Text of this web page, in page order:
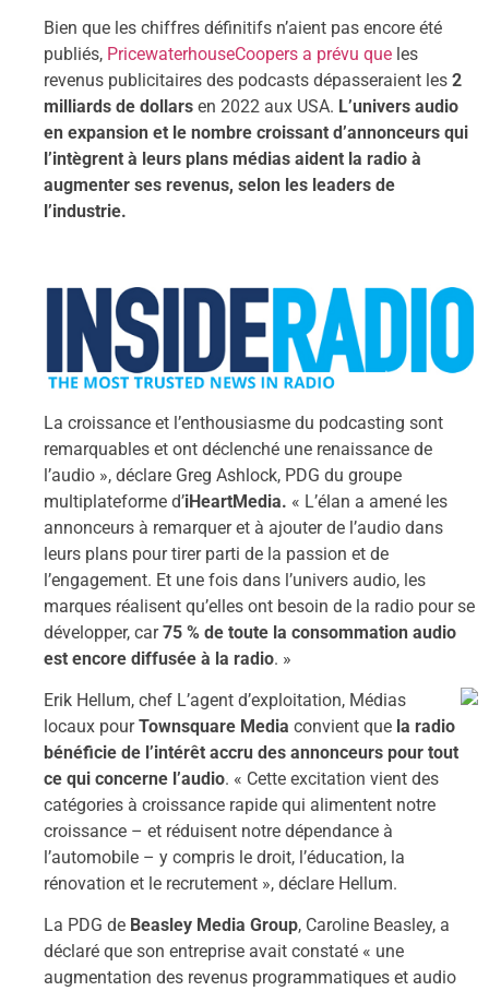
Bien que les chiffres définitifs n’aient pas encore été
publiés, PricewaterhouseCoopers a prévu que les
revenus publicitaires des podcasts dépasseraient les 2
milliards de dollars en 2022 aux USA. L’univers audio
en expansion et le nombre croissant d’annonceurs qui
l’intègrent à leurs plans médias aident la radio à
augmenter ses revenus, selon les leaders de
l’industrie.
La croissance et l’enthousiasme du podcasting sont
remarquables et ont déclenché une renaissance de
l’audio », déclare Greg Ashlock, PDG du groupe
multiplateforme d’iHeartMedia. « L’élan a amené les
annonceurs à remarquer et à ajouter de l’audio dans
leurs plans pour tirer parti de la passion et de
l’engagement. Et une fois dans l’univers audio, les
marques réalisent qu’elles ont besoin de la radio pour se
développer, car75 % de toute la consommation audio
est encore diffusée à la radio. »
Erik Hellum, chef L’agent d’exploitation, Médias
locaux pourTownsquare Media convient que la radio
bénéficie de l’intérêt accru des annonceurs pour tout
ce qui concerne l’audio. « Cette excitation vient des
catégories à croissance rapide qui alimentent notre
croissance – et réduisent notre dépendance à
l’automobile – y compris le droit, l’éducation, la
rénovation et le recrutement », déclare Hellum.
La PDG de Beasley Media Group, Caroline Beasley, a
déclaré que son entreprise avait constaté « une
augmentation des revenus programmatiques et audio